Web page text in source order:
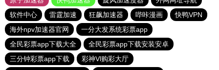
软件中心
雷霆加速 狂飙加速器 哔咔漫画
快鸭VPN
海外npv加速器官网
一分大发系统彩票app
全民彩票app下载大全
全民彩票app下载安装安卓
三分钟彩票app下载
彩神Vl购彩大厅